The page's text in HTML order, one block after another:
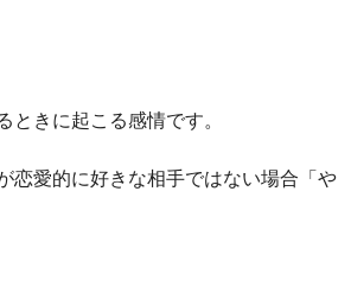
きに起こる感情です。
恋愛的に好きな相手ではない場合「や